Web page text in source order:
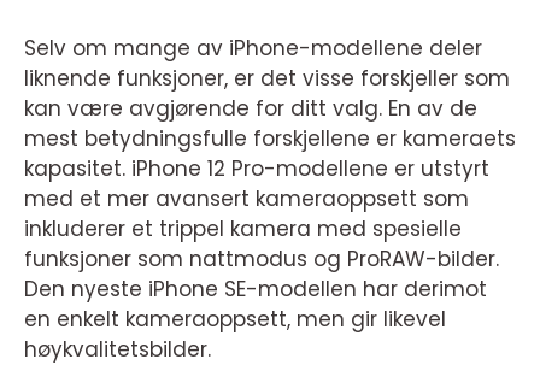
Selv om mange av iPhone-modellene deler
liknende funksjoner, er det visse forskjeller som
kan være avgjørende for ditt valg. En av de
mest betydningsfulle forskjellene er kameraets
kapasitet. iPhone 12 Pro-modellene er utstyrt
med et mer avansert kameraoppsett som
inkluderer et trippel kamera med spesielle
funksjoner som nattmodus og ProRAW-bilder.
Den nyeste iPhone SE-modellen har derimot
en enkelt kameraoppsett, men gir likevel
høykvalitetsbilder.